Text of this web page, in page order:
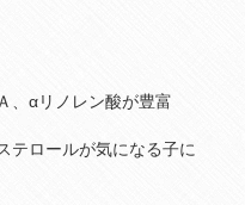
、αリノレン酸が豊富
テロールが気になる子に